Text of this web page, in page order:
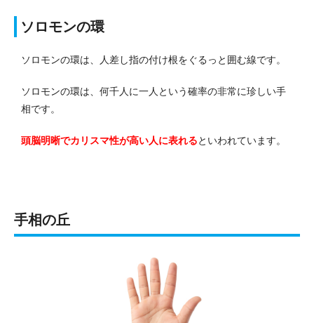
ソロモンの環
ソロモンの環は、人差し指の付け根をぐるっと囲む線です。
ソロモンの環は、何千人に一人という確率の非常に珍しい手
相です。
頭脳明晰でカリスマ性が高い人に表れるといわれています。
手相の丘